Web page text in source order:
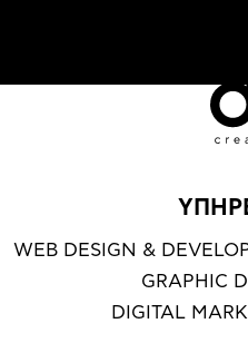
WEB DESIGN &
GRAPHIC
DIGITAL